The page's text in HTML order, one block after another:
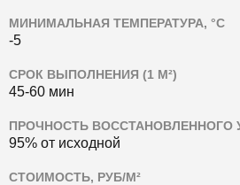
МИНИМАЛЬНАЯ ТЕМПЕРАТУРА, °C
-5
СРОК ВЫПОЛНЕНИЯ (1 М²)
45-60 мин
ПРОЧНОСТЬ ВОССТАНОВЛЕННОГО
95% от исходной
СТОИМОСТЬ, РУБ/М²